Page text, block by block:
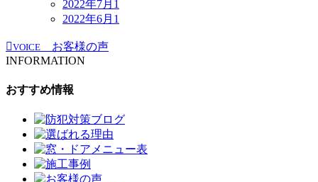
2022年7月 1
2022年6月 1
VOICE
お客様の声
INFORMATION
おすすめ情報